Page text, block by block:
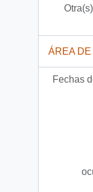
ÁREA
Fechas